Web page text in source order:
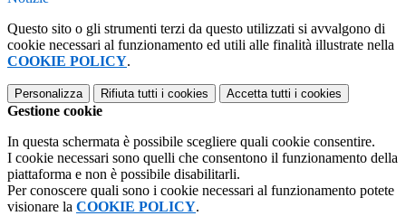
Questo sito o gli strumenti terzi da questo utilizzati si avvalgono di
cookie necessari al funzionamento ed utili alle finalità illustrate nella
COOKIE POLICY.
Personalizza Rifiuta tutti i cookies Accetta tutti i cookies
Gestione cookie
In questa schermata è possibile scegliere quali cookie consentire.
I cookie necessari sono quelli che consentono il funzionamento della
piattaforma e non è possibile disabilitarli.
Per conoscere quali sono i cookie necessari al funzionamento potete
visionare la COOKIE POLICY.